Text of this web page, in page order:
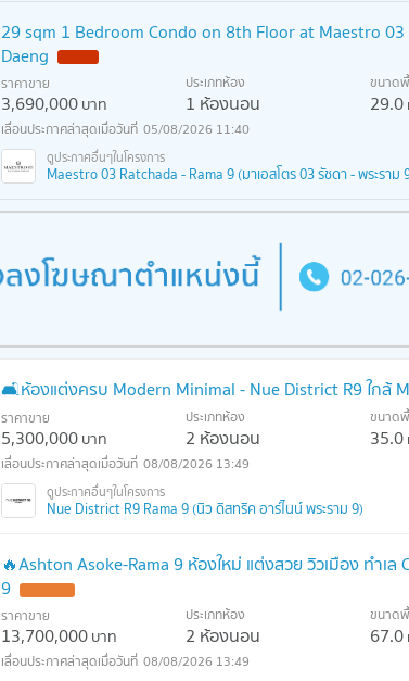
29 sqm 1 Bedroom Condo on 8th Floor at Maestro 03
Daeng
ราคาขาย
3,690,000บาท
ประเภทห้อง
1 ห้องนอน
ขนาด
29.0
05/08/2026 11:40
Maestro 03 Ratchada - Rama 9 (มาเอสโตร 03 รัชดา - พระราม
🛋️ห้องแต่งครบ Modern Minimal - Nue District R9 ใกล้
ราคาขาย
5,300,000บาท
ประเภทห้อง
2 ห้องนอน
ขนาด
35.0
08/08/2026 13:49
Nue District R9 Rama 9 (นิว ดิสทริค อาร์ไนน์ พระราม 9)
🔥Ashton Asoke-Rama 9 ห้องใหม่ แต่งสวย วิวเมือง ทำเล
9
ราคาขาย
13,700,000บาท
ประเภทห้อง
2 ห้องนอน
ขนาด
67.0
08/08/2026 13:49